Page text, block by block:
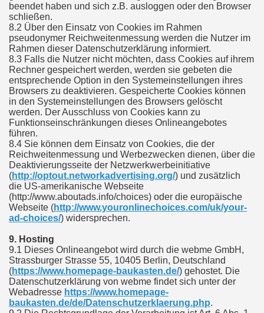
beendet haben und sich z.B. ausloggen oder den Browser
schließen.
8.2 Über den Einsatz von Cookies im Rahmen
pseudonymer Reichweitenmessung werden die Nutzer im
Rahmen dieser Datenschutzerklärung informiert.
8.3 Falls die Nutzer nicht möchten, dass Cookies auf ihrem
Rechner gespeichert werden, werden sie gebeten die
entsprechende Option in den Systemeinstellungen ihres
Browsers zu deaktivieren. Gespeicherte Cookies können
in den Systemeinstellungen des Browsers gelöscht
werden. Der Ausschluss von Cookies kann zu
Funktionseinschränkungen dieses Onlineangebotes
führen.
8.4 Sie können dem Einsatz von Cookies, die der
Reichweitenmessung und Werbezwecken dienen, über die
Deaktivierungsseite der Netzwerkwerbeinitiative
(http://optout.networkadvertising.org/) und zusätzlich
die US-amerikanische Webseite
(http://www.aboutads.info/choices) oder die europäische
Webseite (http://www.youronlinechoices.com/uk/your-
ad-choices/) widersprechen.
9. Hosting
9.1 Dieses Onlineangebot wird durch die webme GmbH,
Strassburger Strasse 55, 10405 Berlin, Deutschland
(https://www.homepage-baukasten.de/) gehostet. Die
Datenschutzerklärung von webme findet sich unter der
Webadresse https://www.homepage-
baukasten.de/de/Datenschutzerklaerung.php.